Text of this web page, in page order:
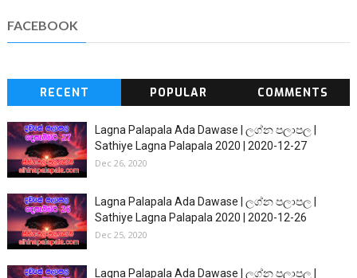
FACEBOOK
RECENT POPULAR COMMENTS
Lagna Palapala Ada Dawase | ලග්න පලාපල |
Sathiye Lagna Palapala 2020 | 2020-12-27
Dec 26, 2020
Lagna Palapala Ada Dawase | ලග්න පලාපල |
Sathiye Lagna Palapala 2020 | 2020-12-26
Dec 25, 2020
Lagna Palapala Ada Dawase | ලග්න පලාපල |